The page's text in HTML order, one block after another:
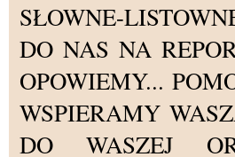
SŁOWNE-
DO NAS NA
OPOWIEMY...
WSPIERAMY
DO WASZEJ